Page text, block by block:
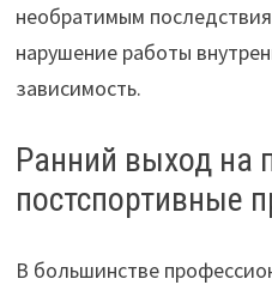
необратимым
нарушение работы
зависимость.
Ранний выход на
постспортивные
В большинстве